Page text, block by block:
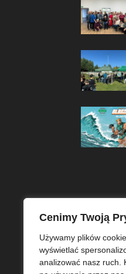
Cenimy Twoją
Używamy plików
wyświetlać
analizować nasz ruch.